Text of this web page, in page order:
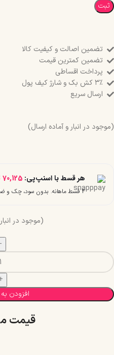
ثبت
تضمین اصالت و کیفیت کالا
تضمین کمترین قیمت
پرداخت اقساطی
۳٪ کش بک و شارژ کیف پول
ارسال سریع
(موجود در انبار و آماده ارسال)
هر قسط با اسنپ‌پی: 70,125
۴ قسط ماهانه. بدون سود، چک و ضامن.
(موجود در
افزودن
قیمت